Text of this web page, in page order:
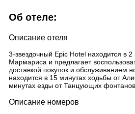
Об отеле:
Описание отеля
3-звездочный Epic Hotel находится в 2
Мармариса и предлагает
доставкой покупок и обслуживанием
находится в 15 минутах ходьбы от
минутах езды от Танцующих фонтанов.
Описание номеров